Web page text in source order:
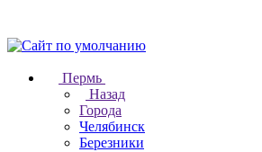
Пермь
Назад
Города
Челябинск
Березники